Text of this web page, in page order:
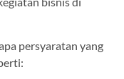
persyaratan yang